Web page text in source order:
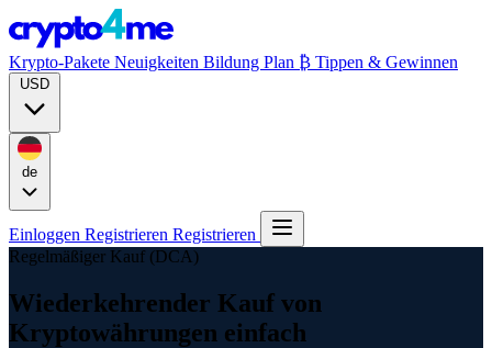
Krypto-Pakete Neuigkeiten Bildung Plan ₿ Tippen & Gewinnen
Einloggen Registrieren Registrieren
Regelmäßiger Kauf (DCA)
Wiederkehrender Kauf von
Kryptowährungen einfach